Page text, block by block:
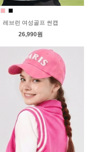
레브런 여성골프 썬캡
26,990원